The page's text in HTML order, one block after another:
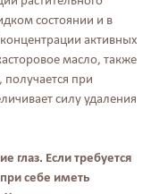
состоянии и в
активных
масло, также
при
силу удаления
глаз. Если требуется
себе иметь